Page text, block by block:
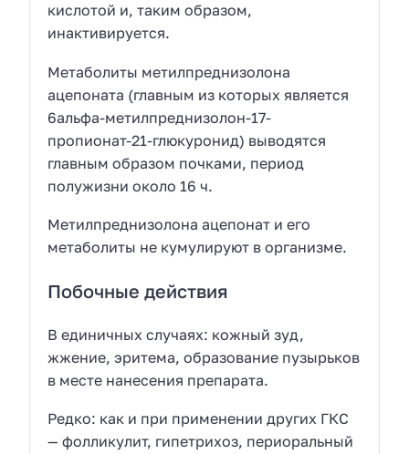
кислотой и, таким образом,
инактивируется.
Метаболиты метилпреднизолона
ацепоната (главным из которых является
6альфа-метилпреднизолон-17-
пропионат-21-глюкуронид) выводятся
главным образом почками, период
полужизни около 16 ч.
Метилпреднизолона ацепонат и его
метаболиты не кумулируют в организме.
Побочные действия
В единичных случаях: кожный зуд,
жжение, эритема, образование пузырьков
в месте нанесения препарата.
Редко: как и при применении других ГКС
— фолликулит, гипетрихоз, периоральный